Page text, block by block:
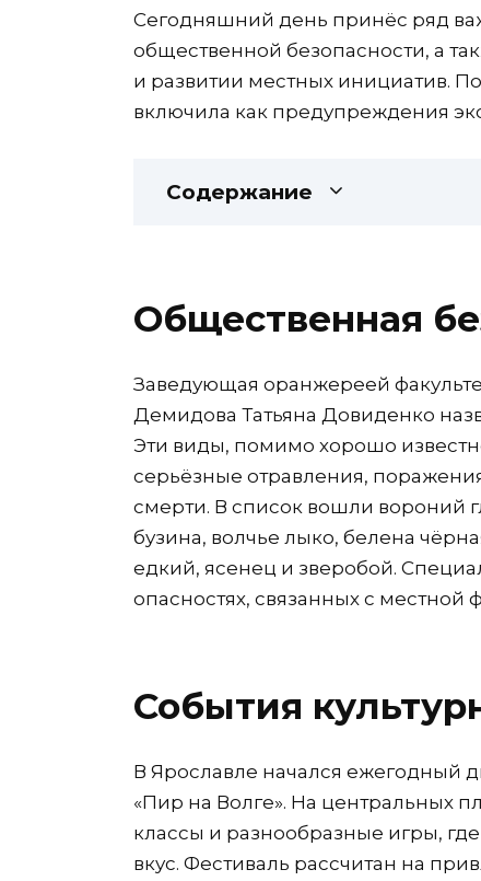
Сегодняшний день принёс ряд
общественной безопасности, а
и развитии местных инициатив.
включила как предупреждения
Содержание
Общественная
Заведующая оранжереей
Демидова Татьяна Довиденко
Эти виды, помимо хорошо
серьёзные отравления,
смерти. В список вошли вороний
бузина, волчье лыко, белена
едкий, ясенец и зверобой.
опасностях, связанных с местной
События
В Ярославле начался ежегодный
«Пир на Волге». На центральных
классы и разнообразные игры,
вкус. Фестиваль рассчитан на